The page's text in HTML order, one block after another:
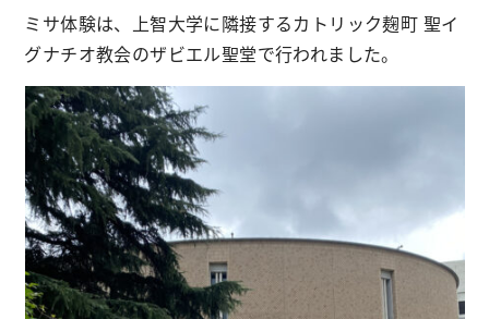
ミサ体験は、上智大学に隣接するカトリック麹町 聖イ
グナチオ教会のザビエル聖堂で行われました。